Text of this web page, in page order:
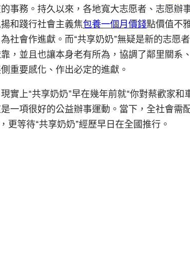
事務。持久以來，各地寬大志愿者、志愿辦
揚和踐行社會主義焦包養一個月價錢點價值不
社會作進獻。而“共享奶奶”無疑是新的志愿
，並且也讓本身老有所為，協調了鄰里關系
重要感化、作出必定的進獻。
實上“共享奶奶”早在幾年前就“你對蔡歡家和
一項很好的公益辦事運動。當下，全社會需
更等待“共享奶奶”經歷早日在全國推行。